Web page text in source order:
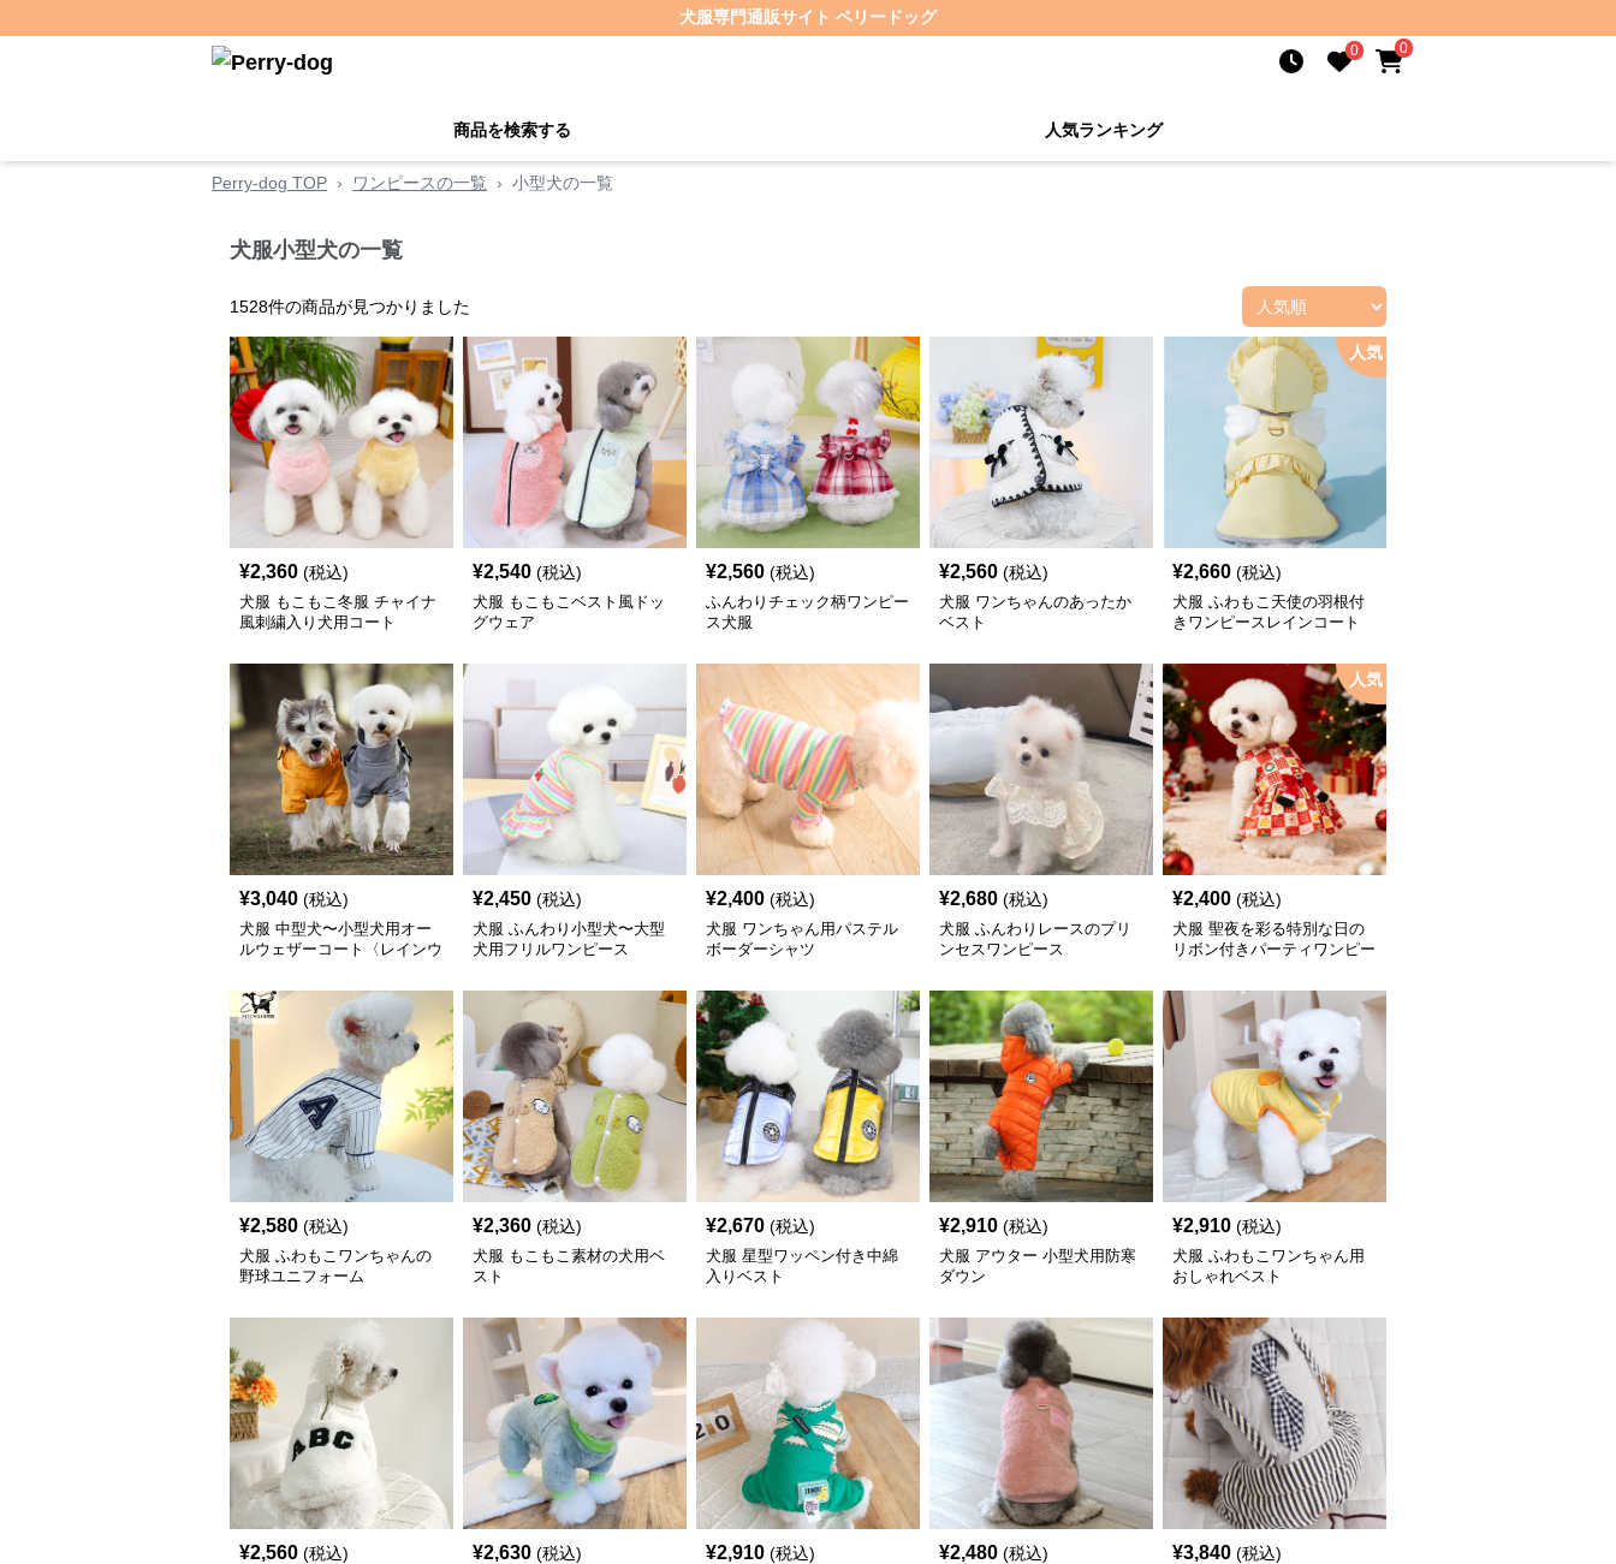
犬服専門通販サイト ペリードッグ
0 0
商品を検索する 人気ランキング
Perry-dog TOP › ワンピースの一覧 › 小型犬の一覧
犬服小型犬の一覧
1528件の商品が見つかりました
¥2,360 (税込)
犬服 もこもこ冬服 チャイナ
風刺繍入り犬用コート
¥2,540 (税込)
犬服 もこもこベスト風ドッ
グウェア
¥2,560 (税込)
ふんわりチェック柄ワンピー
ス犬服
¥2,560 (税込)
犬服 ワンちゃんのあったか
ベスト
人気
¥2,660 (税込)
犬服 ふわもこ天使の羽根付
きワンピースレインコート
¥3,040 (税込)
犬服 中型犬〜小型犬用オー
ルウェザーコート〈レインウ
¥2,450 (税込)
犬服 ふんわり小型犬〜大型
犬用フリルワンピース
¥2,400 (税込)
犬服 ワンちゃん用パステル
ボーダーシャツ
¥2,680 (税込)
犬服 ふんわりレースのプリ
ンセスワンピース
人気
¥2,400 (税込)
犬服 聖夜を彩る特別な日の
リボン付きパーティワンピー
¥2,580 (税込)
犬服 ふわもこワンちゃんの
野球ユニフォーム
¥2,360 (税込)
犬服 もこもこ素材の犬用ベ
スト
¥2,670 (税込)
犬服 星型ワッペン付き中綿
入りベスト
¥2,910 (税込)
犬服 アウター 小型犬用防寒
ダウン
¥2,910 (税込)
犬服 ふわもこワンちゃん用
おしゃれベスト
¥2,560 (税込) ¥2,630 (税込) ¥2,910 (税込) ¥2,480 (税込) ¥3,840 (税込)